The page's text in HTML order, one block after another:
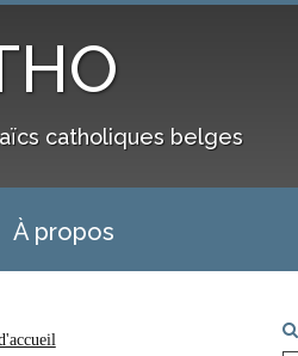
catholiques belges
À propos